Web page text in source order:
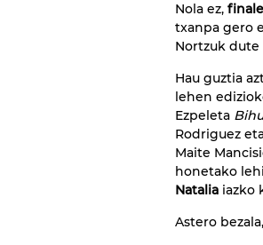
Nola ez,
txanpa gero
Nortzuk dute
Hau guztia
lehen
Ezpeleta
Rodriguez
Maite
honetako
Natalia iazko
Astero bezala,